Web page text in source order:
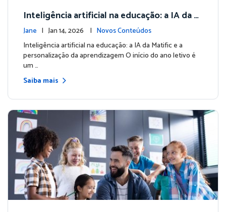
Inteligência artificial na educação: a IA da M
atific e a personalização da aprendizagem
Jane | Jan 14, 2026 | Novos Conteúdos
Inteligência artificial na educação: a IA da Matific e a
personalização da aprendizagem O início do ano letivo é
um …
Saiba mais